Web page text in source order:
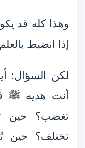
وهذا كله قد
إذا انضبط
لكن السؤال:
أنت هديه ﷺ
تغضب؟ حين
تختلف؟ حين